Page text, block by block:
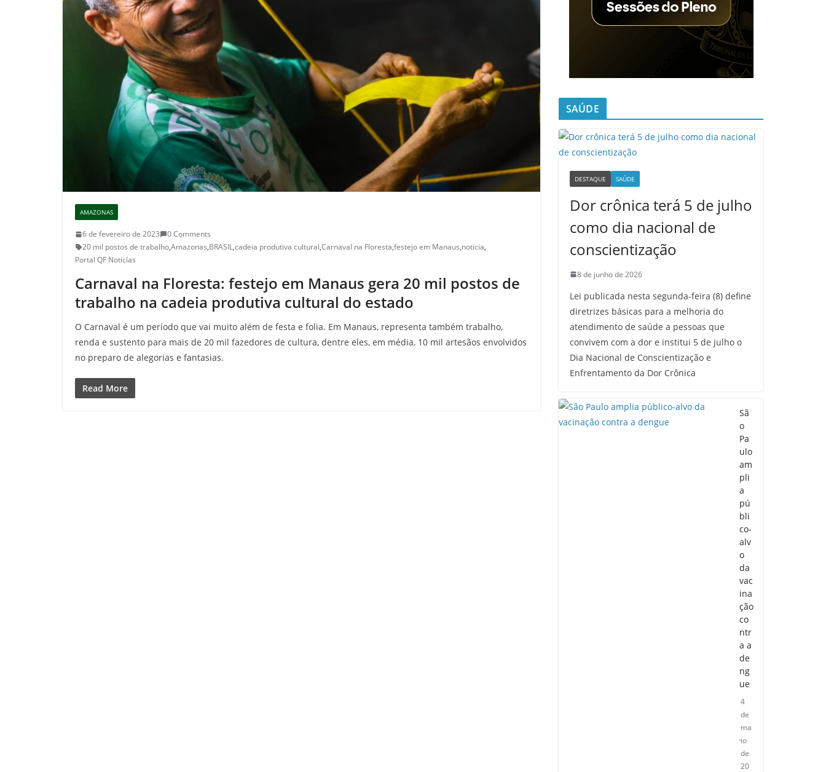
AMAZONAS
6 de fevereiro de 2023
0 Comments
20 mil postos de trabalho,Amazonas,BRASIL,cadeia produtiva cultural,Carnaval na Floresta,festejo em Manaus,noticia,
Portal QF Noticías
Carnaval na Floresta: festejo em Manaus gera 20 mil postos de
trabalho na cadeia produtiva cultural do estado
O Carnaval é um período que vai muito além de festa e folia. Em Manaus, representa também trabalho,
renda e sustento para mais de 20 mil fazedores de cultura, dentre eles, em média, 10 mil artesãos envolvidos
no preparo de alegorias e fantasias.
Read More
SAÚDE
DESTAQUE SAÚDE
Dor crônica terá 5 de julho
como dia nacional de
conscientização
8 de junho de 2026
Lei publicada nesta segunda-feira (8) define
diretrizes básicas para a melhoria do
atendimento de saúde a pessoas que
convivem com a dor e institui 5 de julho o
Dia Nacional de Conscientização e
Enfrentamento da Dor Crônica
Sã
o
Pa
ulo
am
pli
a
pú
bli
co-
alv
o
da
vac
ina
ção
co
ntr
a a
de
ng
ue
4
de
ma
io
de
20